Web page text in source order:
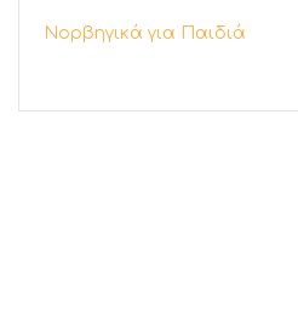
Νορβηγικά για Παιδιά